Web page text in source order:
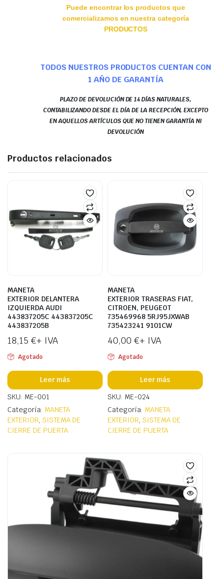
Puede encontrar los productos que
comercializamos en nuestra categoría
PRODUCTOS
TODOS NUESTROS PRODUCTOS CUENTAN CON
1 AÑO DE GARANTÍA
PLAZO DE DEVOLUCIÓN DE 14 DÍAS NATURALES,
CONTABILIZANDO DESDE EL DÍA DE LA RECEPCIÓN, EXCEPTO
EN AQUELLOS ARTÍCULOS QUE NO TIENEN GARANTÍA NI
DEVOLUCIÓN
Productos relacionados
MANETA
EXTERIOR DELANTERA
IZQUIERDA AUDI
443837205C 443837205C
443837205B
18,15 €+ IVA
Agotado
Leer más
SKU: ME-001
Categoría: MANETA
EXTERIOR SISTEMA DE
CIERRE DE PUERTA
MANETA
EXTERIOR TRASERAS FIAT,
CITROEN, PEUGEOT
735469968 5RJ95JXWAB
735423241 9101CW
40,00 €+ IVA
Agotado
Leer más
SKU: ME-024
Categoría: MANETA
EXTERIOR SISTEMA DE
CIERRE DE PUERTA